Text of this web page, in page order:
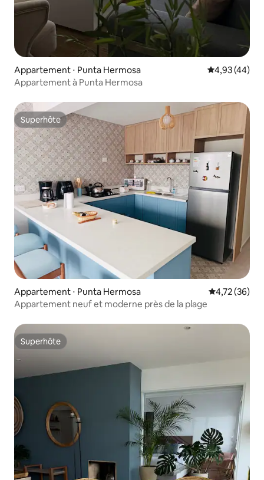
Appartement ⋅ Punta Hermosa Évaluation
4,93 (44)
Appartement à Punta Hermosa
Superhôte
Superhôte
Appartement ⋅ Punta Hermosa Évaluation
4,72 (36)
Appartement neuf et moderne près de la plage
Superhôte
Superhôte